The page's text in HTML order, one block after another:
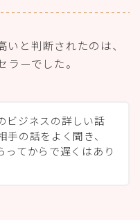
と判断されたのは、
ーでした。
ビジネスの詳しい話
の話をよく聞き、
ってからで遅くはあり